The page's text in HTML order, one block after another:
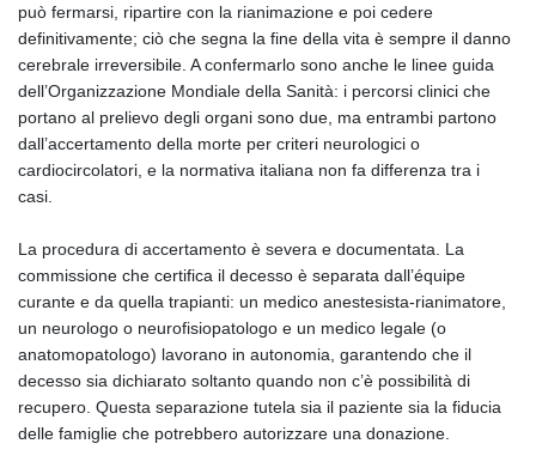
può fermarsi, ripartire con la rianimazione e poi cedere
definitivamente; ciò che segna la fine della vita è sempre il danno
cerebrale irreversibile. A confermarlo sono anche le linee guida
dell’Organizzazione Mondiale della Sanità: i percorsi clinici che
portano al prelievo degli organi sono due, ma entrambi partono
dall’accertamento della morte per criteri neurologici o
cardiocircolatori, e la normativa italiana non fa differenza tra i
casi.
La procedura di accertamento è severa e documentata. La
commissione che certifica il decesso è separata dall’équipe
curante e da quella trapianti: un medico anestesista‑rianimatore,
un neurologo o neurofisiopatologo e un medico legale (o
anatomopatologo) lavorano in autonomia, garantendo che il
decesso sia dichiarato soltanto quando non c’è possibilità di
recupero. Questa separazione tutela sia il paziente sia la fiducia
delle famiglie che potrebbero autorizzare una donazione.